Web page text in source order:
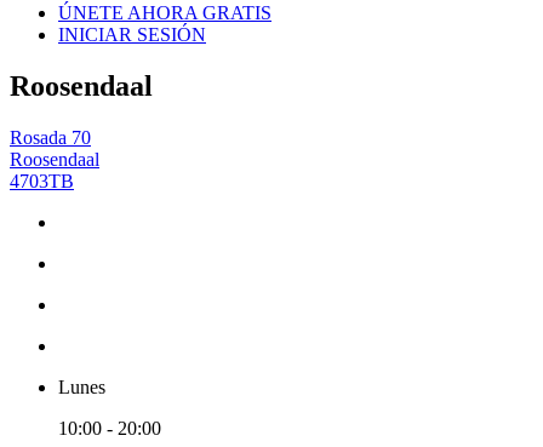
ÚNETE AHORA GRATIS
INICIAR SESIÓN
Roosendaal
Rosada 70
Roosendaal
4703TB
Lunes
10:00 - 20:00